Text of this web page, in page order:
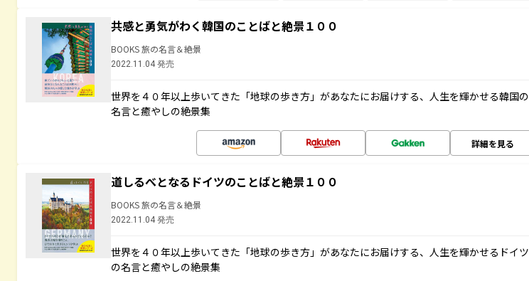
共感と勇気がわく韓国のことばと絶景１００
BOOKS 旅の名言＆絶景
2022.11.04 発売
世界を４０年以上歩いてきた「地球の歩き方」があなたにお届けする、人生を輝かせる韓国の
名言と癒やしの絶景集
詳細を見る
道しるべとなるドイツのことばと絶景１００
BOOKS 旅の名言＆絶景
2022.11.04 発売
世界を４０年以上歩いてきた「地球の歩き方」があなたにお届けする、人生を輝かせるドイツ
の名言と癒やしの絶景集